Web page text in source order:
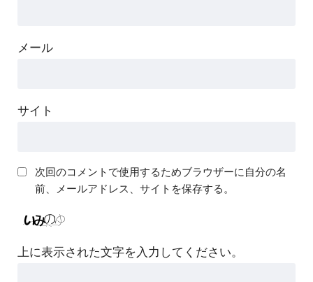
メール
サイト
次回のコメントで使用するためブラウザーに自分の名
前、メールアドレス、サイトを保存する。
上に表示された文字を入力してください。